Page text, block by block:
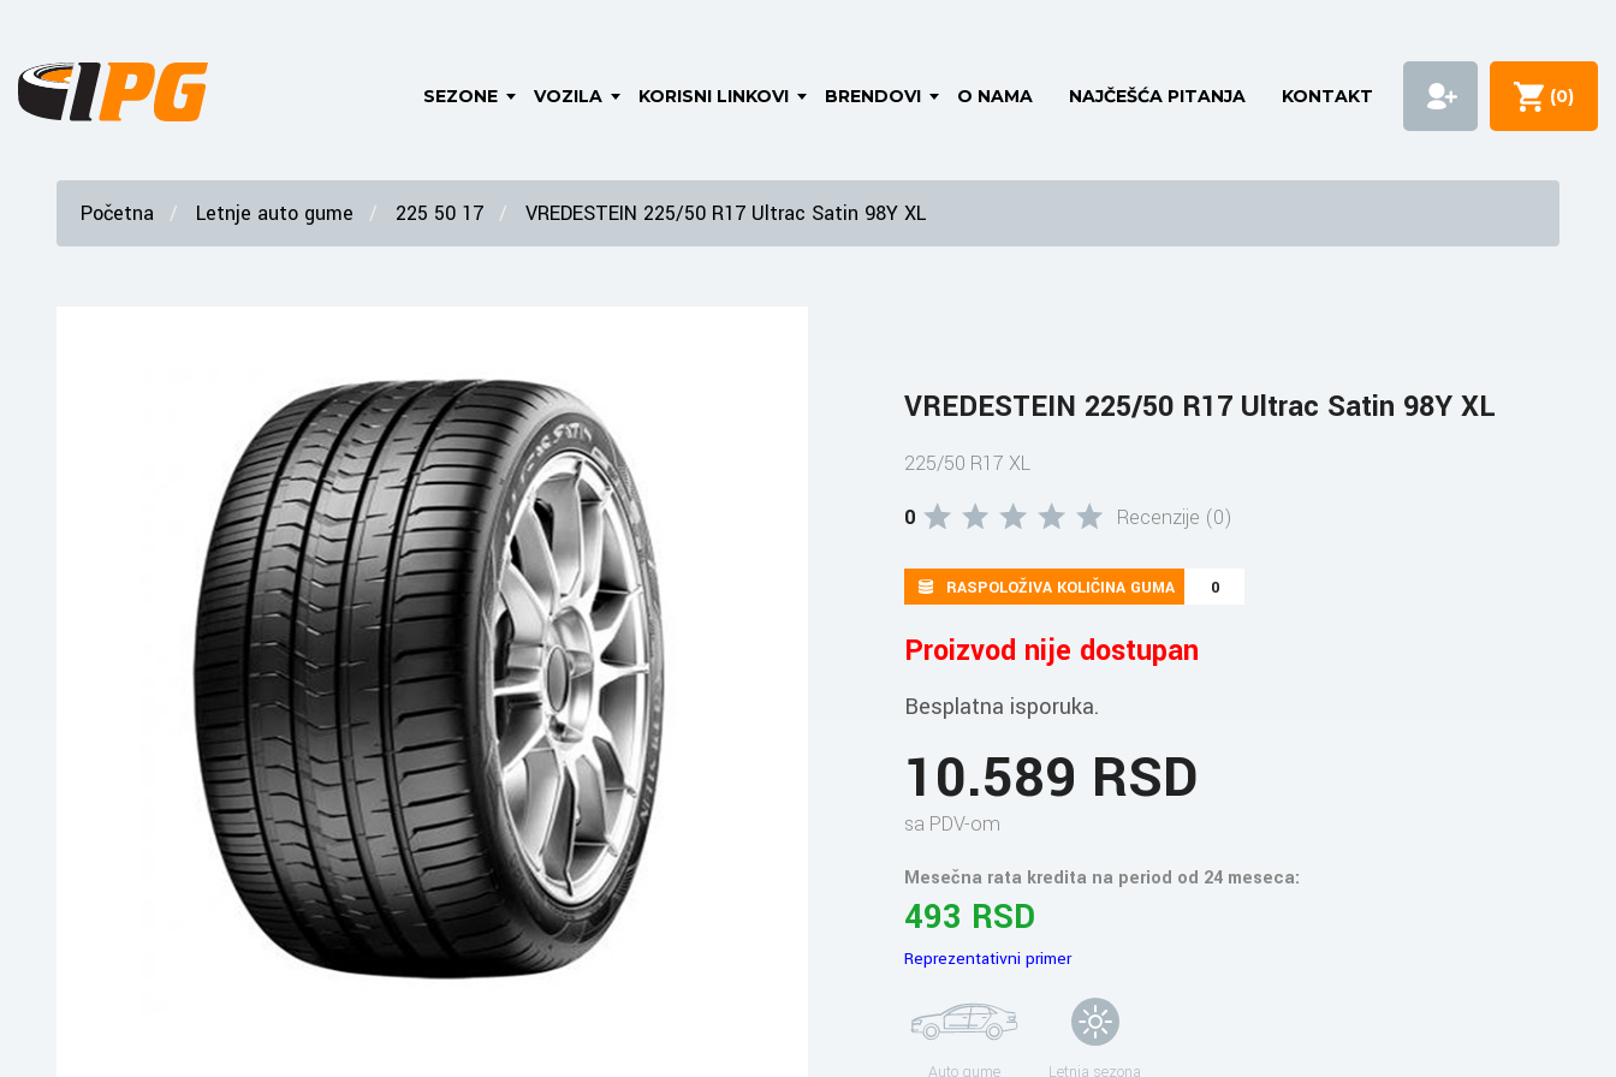
SEZONE VOZILA KORISNI LINKOVI BRENDOVI O NAMA NAJČEŠĆA PITANJA KONTAKT (0)
Početna Letnje auto gume 225 50 17 VREDESTEIN 225/50 R17 Ultrac Satin 98Y XL
VREDESTEIN 225/50 R17 Ultrac Satin 98Y XL
225/50 R17 XL
0
Recenzije (0)
RASPOLOŽIVA KOLIČINA GUMA 0
Proizvod nije dostupan
Besplatna isporuka.
10.589 RSD
sa PDV-om
Mesečna rata kredita na period od 24 meseca:
493 RSD
Reprezentativni primer
Auto gume Letnja sezona